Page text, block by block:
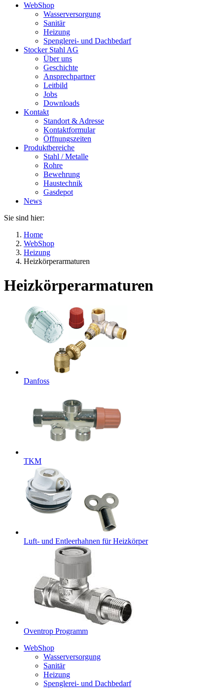
WebShop
Wasserversorgung
Sanitär
Heizung
Spenglerei- und Dachbedarf
Stocker Stahl AG
Über uns
Geschichte
Ansprechpartner
Leitbild
Jobs
Downloads
Kontakt
Standort & Adresse
Kontaktformular
Öffnungszeiten
Produktbereiche
Stahl / Metalle
Rohre
Bewehrung
Haustechnik
Gasdepot
News
Sie sind hier:
Home
WebShop
Heizung
Heizkörperarmaturen
Heizkörperarmaturen
Danfoss
TKM
Luft- und Entleerhahnen für Heizkörper
Oventrop Programm
WebShop
Wasserversorgung
Sanitär
Heizung
Spenglerei- und Dachbedarf